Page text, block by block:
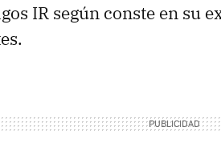
IR según conste en su